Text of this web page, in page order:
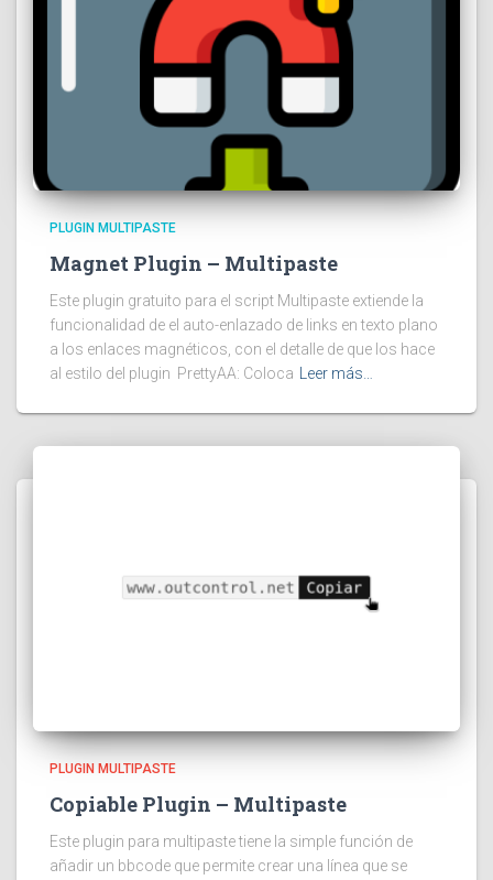
PLUGIN MULTIPASTE
Magnet Plugin – Multipaste
Este plugin gratuito para el script Multipaste extiende la
funcionalidad de el auto-enlazado de links en texto plano
a los enlaces magnéticos, con el detalle de que los hace
al estilo del plugin PrettyAA: Coloca Leer más…
PLUGIN MULTIPASTE
Copiable Plugin – Multipaste
Este plugin para multipaste tiene la simple función de
añadir un bbcode que permite crear una línea que se